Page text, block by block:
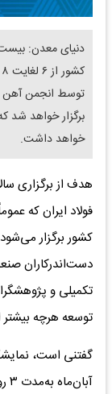
دنیای معدن:
توسط انجمن آهن
برگزار خواهد شد
خواهد داشت.
هدف از برگزاری
فولاد ایران که
کشور برگزار
دست‌اندرکاران
تکمیلی و
توسعه هرچه